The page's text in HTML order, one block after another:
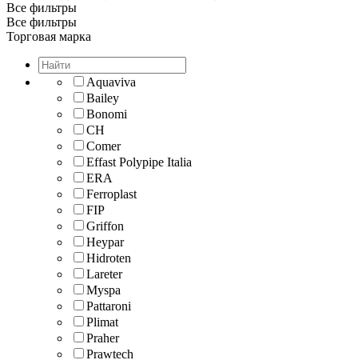
Все фильтры
Все фильтры
Торговая марка
Aquaviva
Bailey
Bonomi
CH
Comer
Effast Polypipe Italia
ERA
Ferroplast
FIP
Griffon
Heypar
Hidroten
Lareter
Myspa
Pattaroni
Plimat
Praher
Prawtech